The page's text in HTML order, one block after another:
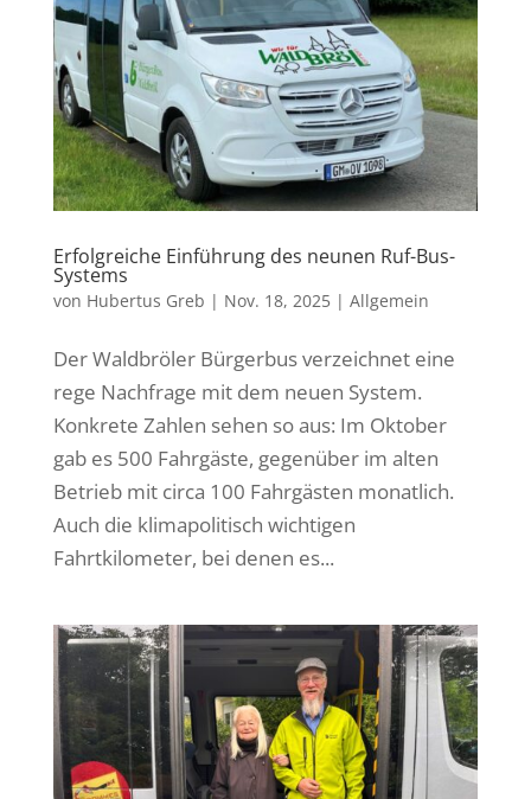
Erfolgreiche Einführung des neunen Ruf-Bus-
Systems
von Hubertus Greb | Nov. 18, 2025| Allgemein
Der Waldbröler Bürgerbus verzeichnet eine
rege Nachfrage mit dem neuen System.
Konkrete Zahlen sehen so aus: Im Oktober
gab es 500 Fahrgäste, gegenüber im alten
Betrieb mit circa 100 Fahrgästen monatlich.
Auch die klimapolitisch wichtigen
Fahrtkilometer, bei denen es...